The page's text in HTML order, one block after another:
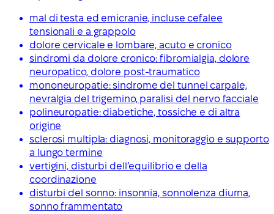
mal di testa ed emicranie, incluse cefalee
tensionali e a grappolo
dolore cervicale e lombare, acuto e cronico
sindromi da dolore cronico: fibromialgia, dolore
neuropatico, dolore post-traumatico
mononeuropatie: sindrome del tunnel carpale,
nevralgia del trigemino, paralisi del nervo facciale
polineuropatie: diabetiche, tossiche e di altra
origine
sclerosi multipla: diagnosi, monitoraggio e supporto
a lungo termine
vertigini, disturbi dell’equilibrio e della
coordinazione
disturbi del sonno: insonnia, sonnolenza diurna,
sonno frammentato